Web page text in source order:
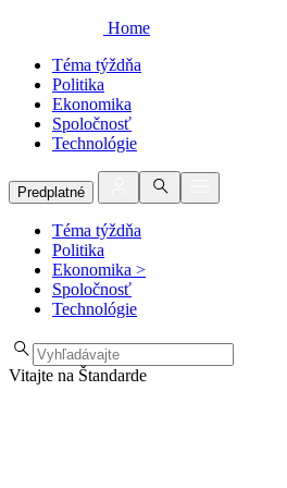
Home
Téma týždňa
Politika
Ekonomika
Spoločnosť
Technológie
Predplatné
Téma týždňa
Politika
Ekonomika >
Spoločnosť
Technológie
Vitajte na Štandarde